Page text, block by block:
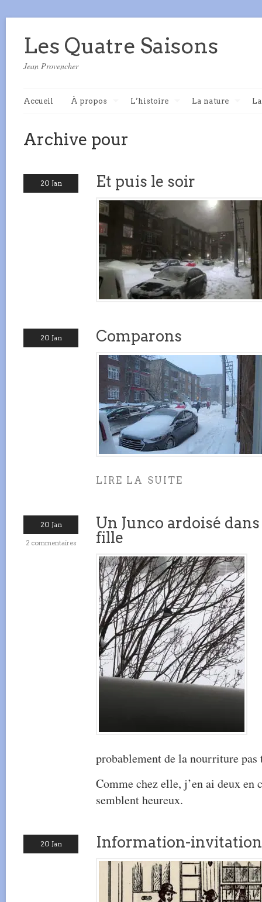
Les Quatre Saisons
Jean Provencher
Accueil À propos L’histoire La nature
Archive pour
20 Jan Et puis le soir
20 Jan Comparons
LIRE LA SUITE
20 Jan
2 commentaires
Un Junco ardoisé
fille
probablement de la nourriture
Comme chez elle, j’en ai deux en
semblent heureux.
20 Jan Information-invitation